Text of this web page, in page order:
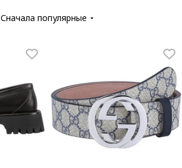
Сначала популярные